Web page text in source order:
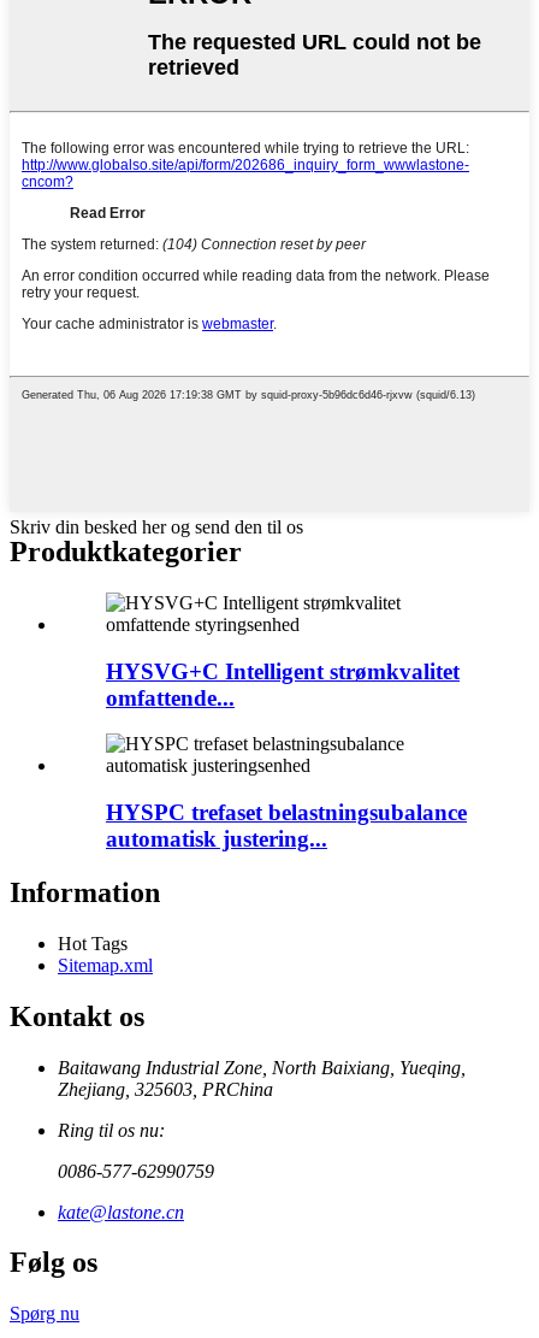
Skriv din besked her og send den til os
Produktkategorier
HYSVG+C Intelligent strømkvalitet
omfattende...
HYSPC trefaset belastningsubalance
automatisk justering...
Information
Hot Tags
Sitemap.xml
Kontakt os
Baitawang Industrial Zone, North Baixiang, Yueqing,
Zhejiang, 325603, PRChina
Ring til os nu:
0086-577-62990759
kate@lastone.cn
Følg os
Spørg nu